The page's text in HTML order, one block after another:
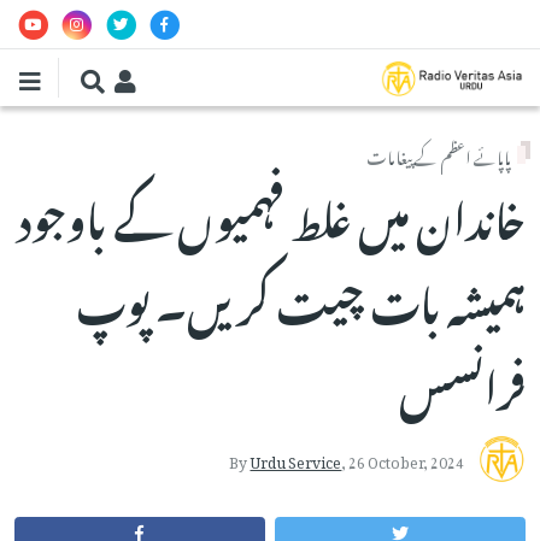
پاپائے اعظم کے پیغامات
خاندان میں غلط فہمیوں کے باوجود
ہمیشہ بات چیت کریں۔ پوپ
فرانسس
ByUrdu Service,26 October, 2024